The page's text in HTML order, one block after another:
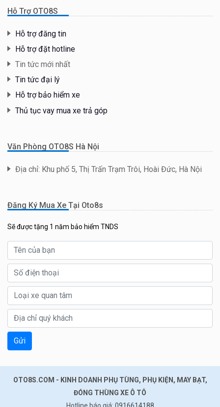
Hỗ Trợ OTO8S
Hỗ trợ đăng tin
Hỗ trợ đặt hotline
Tin tức mới nhất
Tin tức đại lý
Hỗ trợ bảo hiểm xe
Thủ tục vay mua xe trả góp
Văn Phòng OTO8S Hà Nội
Địa chỉ: Khu phố 5, Thị Trấn Trạm Trôi, Hoài Đức, Hà Nội
Đăng Ký Mua Xe Tại Oto8s
Sẽ được tặng 1 năm bảo hiểm TNDS
Gửi
OTO8S.COM - KINH DOANH PHỤ TÙNG, PHỤ KIỆN, MAY BẠT,
ĐÓNG THÙNG XE Ô TÔ